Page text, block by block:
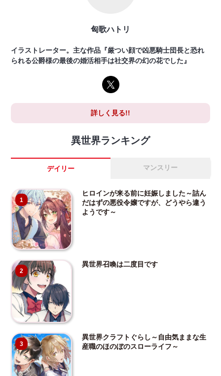
匈歌ハトリ
イラストレーター。主な作品『厳つい顔で凶悪騎士団長と恐れ
られる公爵様の最後の婚活相手は社交界の幻の花でした』
詳しく見る!!
異世界ランキング
デイリー マンスリー
1
ヒロインが来る前に妊娠しました～詰ん
だはずの悪役令嬢ですが、どうやら違う
ようです～
2
異世界召喚は二度目です
3
異世界クラフトぐらし～自由気ままな生
産職のほのぼのスローライフ～